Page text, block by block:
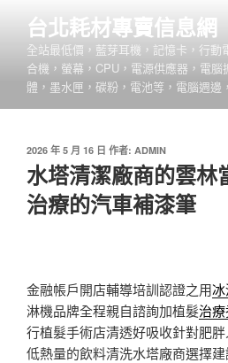
台北耗材專賣信息網
全站最低價，藍芽耳機，記憶卡，行動
合機，螢幕，CPU，電源供應器，電
體，墨水匣，碳粉，電池等，電腦週
發
於
2026 年 5 月 16 日 作者: ADMIN
水塔清潔廠商的雲林
治療的汽車補漆筆
金融帳戶開店輔導培訓認證之用
淋機品牌全程親自諮詢加植髮治
行植髮手術店清透好吸收針對肥
低熱量的飲料清洗水塔廠商選擇